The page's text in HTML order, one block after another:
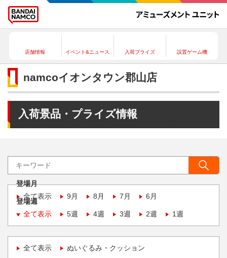
店舗情報 イベント&ニュース 入荷プライズ 設置ゲーム機
namcoイオンタウン郡山店
入荷景品・プライズ情報
登場月
全て表示
9月 8月 7月 6月
登場週
全て表示
5週 4週 3週 2週 1週
全て表示 ぬいぐるみ・クッション